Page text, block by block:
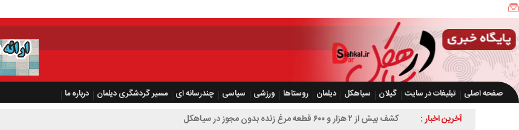
صفحه اصلی تبلیغات در سایت گیلان سیاهکل دیلمان روستاها ورزشی سیاسی چندرسانه ای مسیر گردشگری دیلمان
درباره ما
آخرین اخبار : کشف بیش از ۲ هزار و ۶۰۰ قطعه مرغ زنده بدون مجوز در سیاهکل